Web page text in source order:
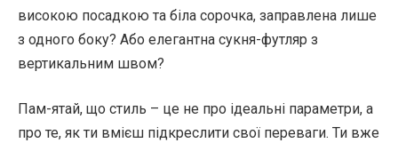
високою посадкою та біла сорочка, заправлена лише
з одного боку? Або елегантна сукня-футляр з
вертикальним швом?
Пам-ятай, що стиль – це не про ідеальні параметри, а
про те, як ти вмієш підкреслити свої переваги. Ти вже